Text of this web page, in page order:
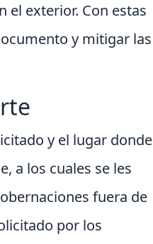
el exterior. Con estas
y mitigar las
y el lugar donde
a los cuales se les
fuera de
por los